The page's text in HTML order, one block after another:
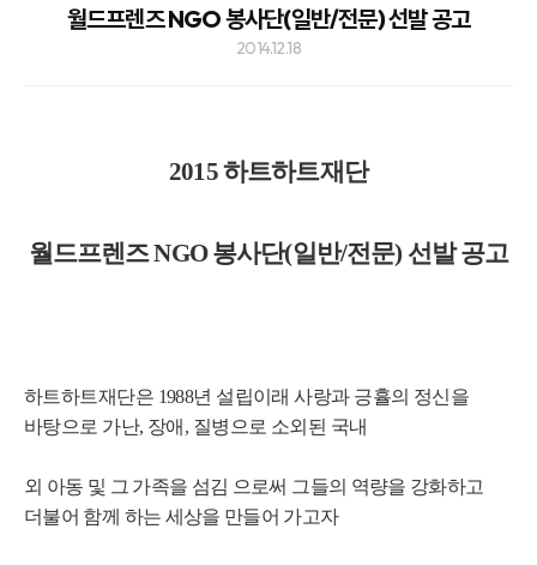
월드프렌즈 NGO 봉사단(일반/전문) 선발 공고
2014.12.18
2015 하트하트재단
월드프렌즈 NGO 봉사단(일반/전문) 선발 공고
하트하트재단은 1988년 설립이래 사랑과 긍휼의 정신을
바탕으로 가난, 장애, 질병으로 소외된 국내
외 아동 및 그 가족을 섬김 으로써 그들의 역량을 강화하고
더불어 함께 하는 세상을 만들어 가고자